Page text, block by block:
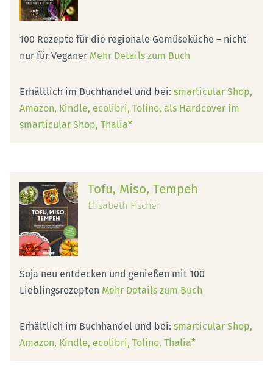
100 Rezepte für die regionale Gemüseküche – nicht
nur für Veganer Mehr Details zum Buch
Erhältlich im Buchhandel und bei: smarticular Shop
Amazon Kindle ecolibri Tolino als Hardcover im
smarticular Shop Thalia*
Tofu, Miso, Tempeh
Elisabeth Fischer
Soja neu entdecken und genießen mit 100
Lieblingsrezepten Mehr Details zum Buch
Erhältlich im Buchhandel und bei: smarticular Shop
Amazon Kindle ecolibri Tolino Thalia*